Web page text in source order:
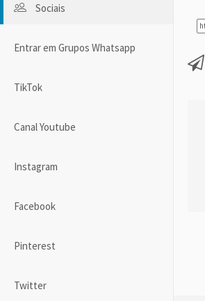
Sociais
Entrar em Grupos Whatsapp
TikTok
Canal Youtube
Instagram
Facebook
Pinterest
Twitter